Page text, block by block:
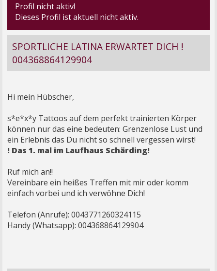
Profil nicht aktiv!
Dieses Profil ist aktuell nicht aktiv.
SPORTLICHE LATINA ERWARTET DICH !
004368864129904
Hi mein Hübscher,
s*e*x*y Tattoos auf dem perfekt trainierten Körper
können nur das eine bedeuten: Grenzenlose Lust und
ein Erlebnis das Du nicht so schnell vergessen wirst!
! Das 1. mal im Laufhaus Schärding!
Ruf mich an!!
Vereinbare ein heißes Treffen mit mir oder komm
einfach vorbei und ich verwöhne Dich!
Telefon (Anrufe): 0043771260324115
Handy (Whatsapp): 004368864129904